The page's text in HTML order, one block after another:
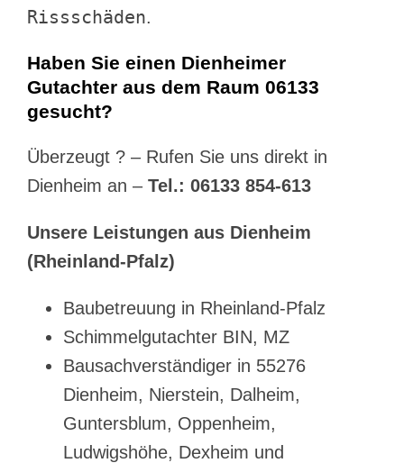
Rissschäden.
Haben Sie einen Dienheimer
Gutachter aus dem Raum 06133
gesucht?
Überzeugt ? – Rufen Sie uns direkt in
Dienheim an – Tel.: 06133 854-613
Unsere Leistungen aus Dienheim
(Rheinland-Pfalz)
Baubetreuung in Rheinland-Pfalz
Schimmelgutachter BIN, MZ
Bausachverständiger in 55276
Dienheim, Nierstein, Dalheim,
Guntersblum, Oppenheim,
Ludwigshöhe, Dexheim und